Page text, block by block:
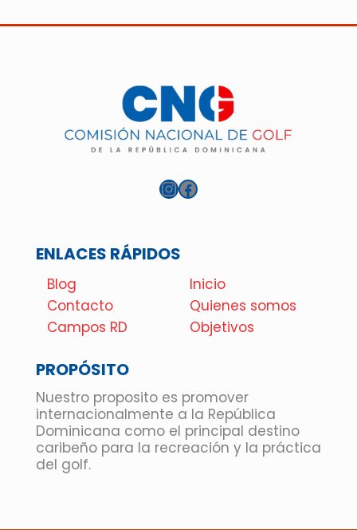
Instagram
Facebook
ENLACES RÁPIDOS
Blog
Contacto
Campos RD
Inicio
Quienes somos
Objetivos
PROPÓSITO
Nuestro proposito es promover
internacionalmente a la República
Dominicana como el principal destino
caribeño para la recreación y la práctica
del golf.